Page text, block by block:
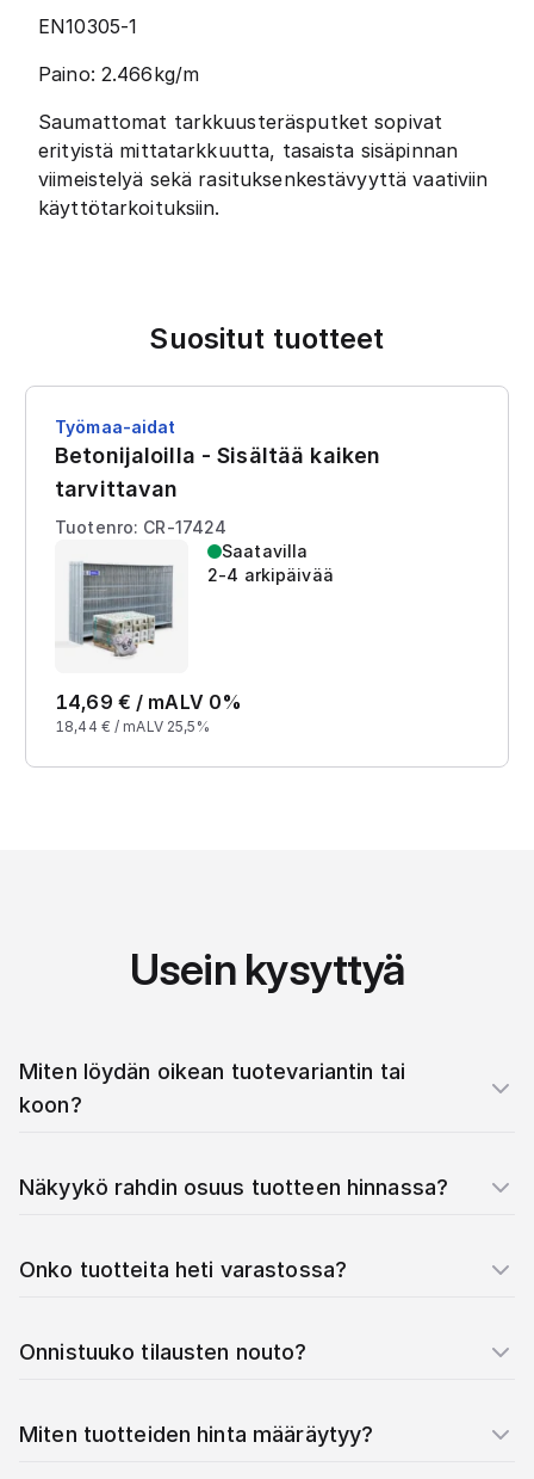
EN10305-1
Paino: 2.466kg/m
Saumattomat tarkkuusteräsputket sopivat
erityistä mittatarkkuutta, tasaista sisäpinnan
viimeistelyä sekä rasituksenkestävyyttä vaativiin
käyttötarkoituksiin.
Suositut tuotteet
Työmaa-aidat
Betonijaloilla - Sisältää kaiken
tarvittavan
Tuotenro: CR-17424
Saatavilla
2-4 arkipäivää
14,69 € / mALV 0%
18,44 € / mALV 25,5%
Usein kysyttyä
Miten löydän oikean tuotevariantin tai
koon?
Näkyykö rahdin osuus tuotteen hinnassa?
Onko tuotteita heti varastossa?
Onnistuuko tilausten nouto?
Miten tuotteiden hinta määräytyy?